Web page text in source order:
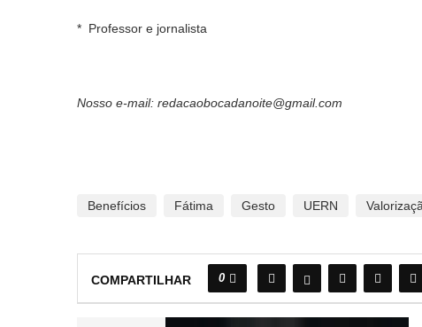
* Professor e jornalista
Nosso e-mail: redacaobocadanoite@gmail.com
Benefícios Fátima Gesto UERN
COMPARTILHAR 0